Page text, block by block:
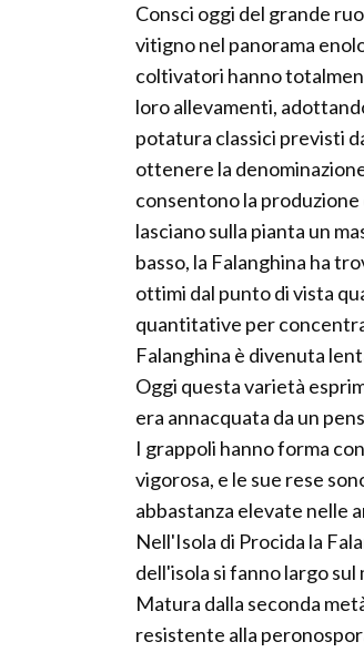
Consci oggi del grande
vitigno nel panorama
coltivatori hanno
loro allevamenti,
potatura classici previsti
ottenere la
consentono la
lasciano sulla pianta un
basso, la Falanghina ha
ottimi dal punto di vista
quantitative per
Falanghina è divenuta
Oggi questa varietà
era annacquata da un
I grappoli hanno forma
vigorosa, e le sue rese
abbastanza elevate nelle
Nell'Isola di Procida la
dell'isola si fanno largo
Matura dalla seconda
resistente alla